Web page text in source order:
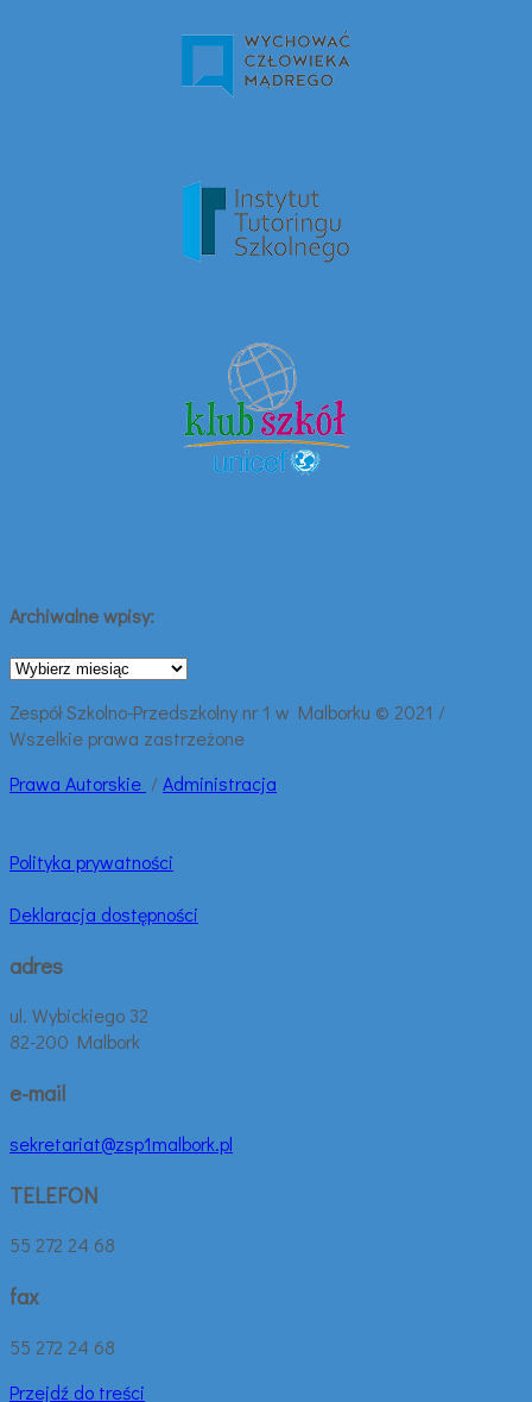
Archiwalne wpisy:
Archiwalne
Zespół Szkolno-Przedszkolny nr 1 w Malborku © 2021 /
Wszelkie prawa zastrzeżone
Prawa Autorskie /Administracja
Polityka prywatności
Deklaracja dostępności
adres
ul. Wybickiego 32
82-200 Malbork
e-mail
sekretariat@zsp1malbork.pl
TELEFON
55 272 24 68
fax
55 272 24 68
Przejdź do treści